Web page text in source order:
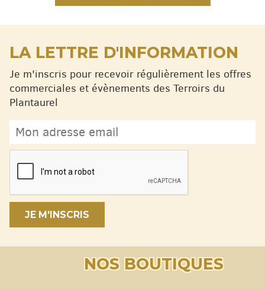
LA LETTRE D'INFORMATION
Je m'inscris pour recevoir régulièrement les offres
commerciales et évènements des Terroirs du
Plantaurel
JE M'INSCRIS
NOS BOUTIQUES